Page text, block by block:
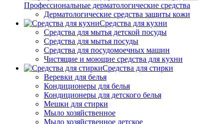
Профессиональные дерматологические средства
Дерматологические средства защиты кожи
Средства для кухни
Средства для мытья детской посуды
Средства для мытья посуды
Средства для посудомоечных машин
Чистящие и моющие средства для кухни
Средства для стирки
Веревки для белья
Кондиционеры для белья
Кондиционеры для детского белья
Мешки для стирки
Мыло хозяйственное
Мыло хозяйственное детское